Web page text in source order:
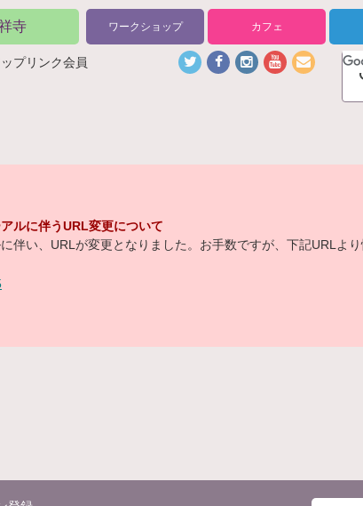
寺 ワークショップ カフェ
プリンク会員
ルに伴うURL変更について
伴い、URLが変更となりました。お手数ですが、下記URLより